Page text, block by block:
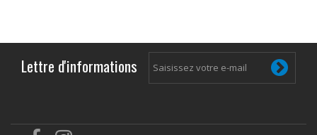
Lettre d'informations